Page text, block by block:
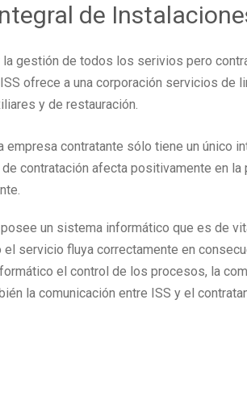
de
la gestión de todos los serivios pero
ofrece a una corporación servicios de
y de restauración.
empresa contratante sólo tiene un único
contratación afecta positivamente en
posee un sistema informático que es de
el servicio fluya correctamente en
el control de los procesos, la
la comunicación entre ISS y el